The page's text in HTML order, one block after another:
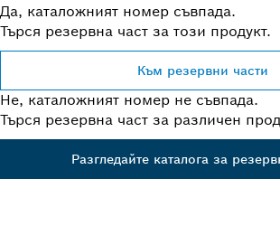
Да, каталожният номер съвпада.
Търся резервна част за този продукт.
Към резервни части
Не, каталожният номер не съвпада.
Търся резервна част за различен
Разгледайте каталога за